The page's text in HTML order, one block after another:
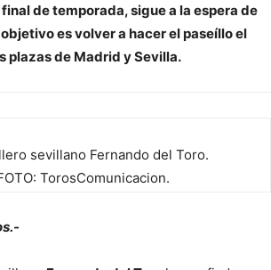
de temporada, sigue a la espera de
es volver a hacer el paseíllo el
plazas de Madrid y Sevilla.
sevillano Fernando del Toro.
TorosComunicacion.